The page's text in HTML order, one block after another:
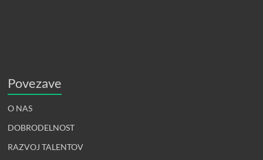
Povezave
O NAS
DOBRODELNOST
RAZVOJ TALENTOV